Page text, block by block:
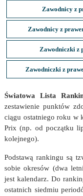
Zawodnicy z
Zawodnicy z
Zawodniczki z
Zawodniczki z
Światowa Lista
zestawienie punktów
ciągu ostatniego roku w
Prix (np. od początku
kolejnego).
Podstawą rankingu są
sobie okresów (dwa
jest kalendarz. Do
ostatnich siedmiu